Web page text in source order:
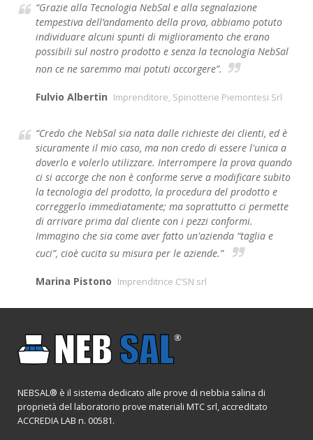
“Grazie alla Tecnologia NebSal e alla segnalazione
tempestiva dell’andamento della prova, abbiamo potuto
individuare alcuni spunti di miglioramento che erano
possibili sul nostro prodotto e senza la tecnologia NebSal
non ce ne saremmo mai potuti accorgere”.
Fulvio Albertin Imprenditore, Spinotterie Piemontesi Srl
“Credo che NebSal sia nata dalle richieste dei clienti, ed è
sicuramente il mio caso, ma non credo di essere l'unica a
doverlo e volerlo utilizzare. Interrompere la prova quando
ci si accorge che non è conforme serve a modificare subito
la tecnologia del prodotto, la procedura del prodotto e
correggerlo immediatamente; ma soprattutto ci permette
di arrivare prima dal cliente con i pezzi conformi.
Immagino che sia come aver fatto un'azienda “taglia e
cuci”, cioè cucita su misura per le aziende.”
Marina Pistono Imprenditrice C’SN srl
NEBSAL® è il sistema dedicato alle prove di nebbia salina di
proprietà del laboratorio prove materiali MTC srl, accreditato
ACCREDIA LAB n. 00581.